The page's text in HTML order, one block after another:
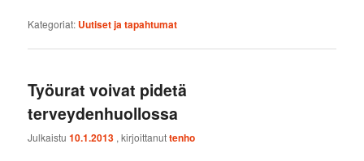
Kategoriat: Uutiset ja tapahtumat
Työurat voivat pidetä
terveydenhuollossa
Julkaistu10.1.2013 , kirjoittanuttenho